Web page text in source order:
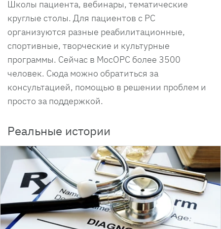
Школы пациента, вебинары, тематические
круглые столы. Для пациентов с РС
организуются разные реабилитационные,
спортивные, творческие и культурные
программы. Сейчас в МосОРС более 3500
человек. Сюда можно обратиться за
консультацией, помощью в решении проблем и
просто за поддержкой.
Реальные истории